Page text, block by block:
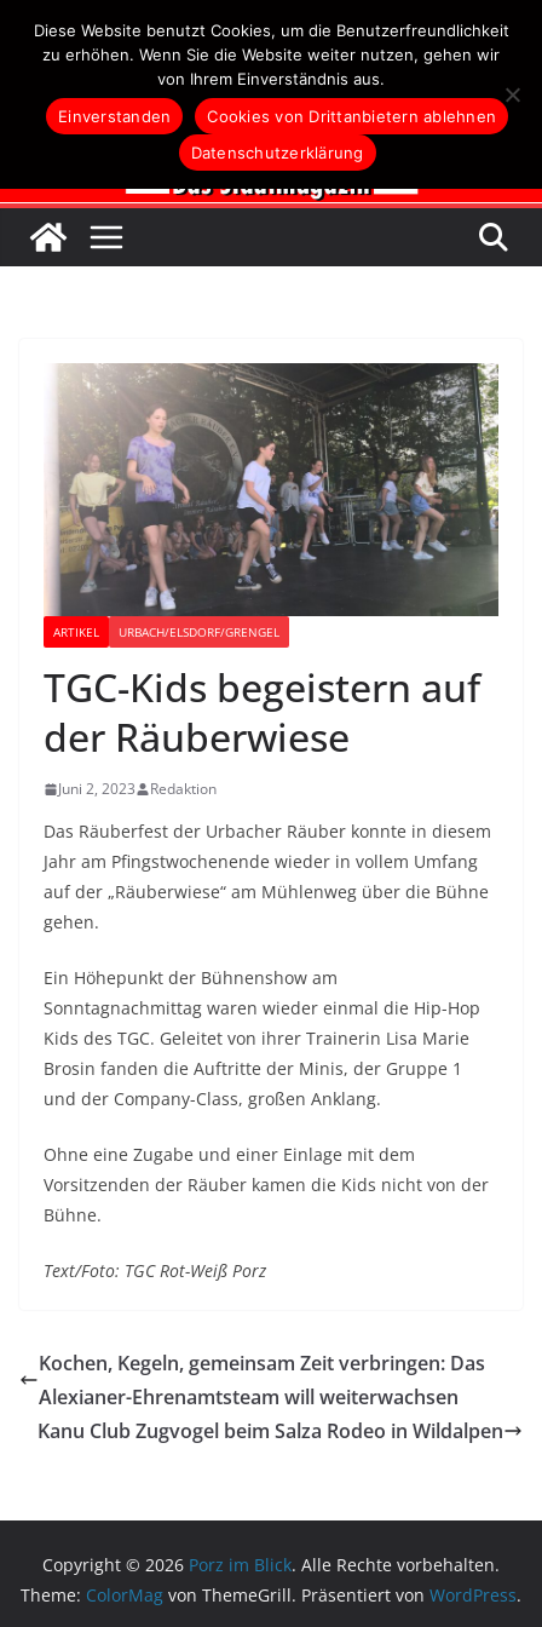
Inhalt
ARTIKEL URBACH/ELSDORF/GRENGEL
TGC-Kids begeistern auf
der Räuberwiese
Juni 2, 2023 Redaktion
Das Räuberfest der Urbacher Räuber konnte in diesem
Jahr am Pfingstwochenende wieder in vollem Umfang
auf der „Räuberwiese“ am Mühlenweg über die Bühne
gehen.
Ein Höhepunkt der Bühnenshow am
Sonntagnachmittag waren wieder einmal die Hip-Hop
Kids des TGC. Geleitet von ihrer Trainerin Lisa Marie
Brosin fanden die Auftritte der Minis, der Gruppe 1
und der Company-Class, großen Anklang.
Ohne eine Zugabe und einer Einlage mit dem
Vorsitzenden der Räuber kamen die Kids nicht von der
Bühne.
Text/Foto: TGC Rot-Weiß Porz
Kochen, Kegeln, gemeinsam Zeit verbringen: Das
Alexianer-Ehrenamtsteam will weiterwachsen
Kanu Club Zugvogel beim Salza Rodeo in Wildalpen
Copyright © 2026 Porz im Blick. Alle Rechte vorbehalten.
Theme: ColorMag von ThemeGrill. Präsentiert von WordPress.
Diese Website benutzt Cookies, um die Benutzerfreundlichkeit
zu erhöhen. Wenn Sie die Website weiter nutzen, gehen wir
von Ihrem Einverständnis aus.
Einverstanden
Cookies von Drittanbietern ablehnen
Datenschutzerklärung